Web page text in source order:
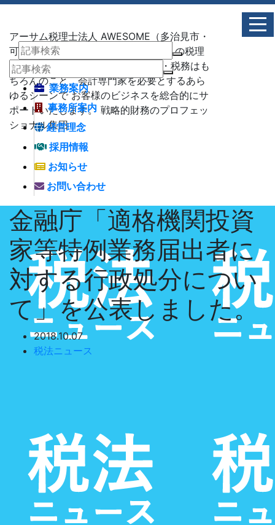
アーサム税理士法人 AWESOME（多治見市・
可児市・瑞浪市・土岐市） -地域No1 の税理
士法人 アーサム税理士法人 – 会計・税務はも
ちろんのこと、会計専門家を必要とするあら
ゆるシーンで お客様のビジネスを総合的にサ
ポートいたします。 戦略的財務のプロフェッ
ショナル集団
業務案内
事務所案内
経営理念
採用情報
お知らせ
お問い合わせ
金融庁「適格機関投資
家等特例業務届出者に
対する行政処分につい
て」を公表しました。
2018.10.07
税法ニュース